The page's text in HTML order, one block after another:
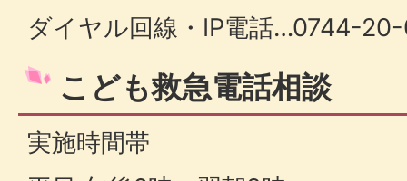
ダイヤル回線・IP電話…0744-
こども救急電話相談
実施時間帯